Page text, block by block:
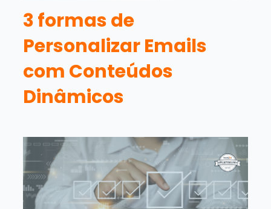
3 formas de
Personalizar Emails
com Conteúdos
Dinâmicos